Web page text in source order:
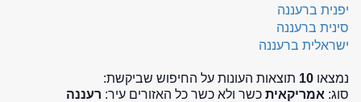
יפנית ברעננה
סינית ברעננה
ישראלית ברעננה
נמצאו 10 תוצאות העונות על החיפוש שביקשת:
סוג: אמריקאית כשר ולא כשר כל האזורים עיר: רעננה